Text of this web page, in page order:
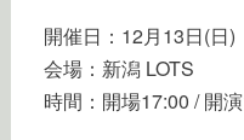
開催日：12月13日(日)
会場：新潟 LOTS
時間：開場17:00 / 開